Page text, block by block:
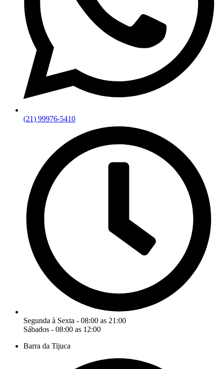
(21) 99976-5410
Segunda à Sexta - 08:00 as 21:00
Sábados - 08:00 as 12:00
Barra da Tijuca